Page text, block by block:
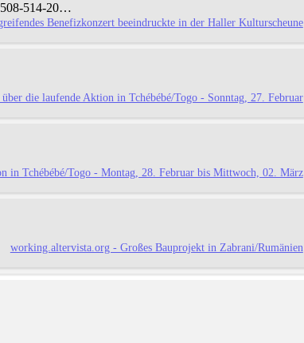
508-514-20…
Benefizkonzert beeindruckte in der Haller Kulturscheune
die laufende Aktion in Tchébébé/Togo - Sonntag, 27. Februar
in Tchébébé/Togo - Montag, 28. Februar bis Mittwoch, 02. März
working.altervista.org - Großes Bauprojekt in Zabrani/Rumänien